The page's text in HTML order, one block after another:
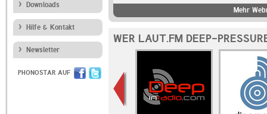
Downloads
Hilfe & Kontakt
Newsletter
PHONOSTAR AUF
Mehr
WER LAUT.FM DEEP-